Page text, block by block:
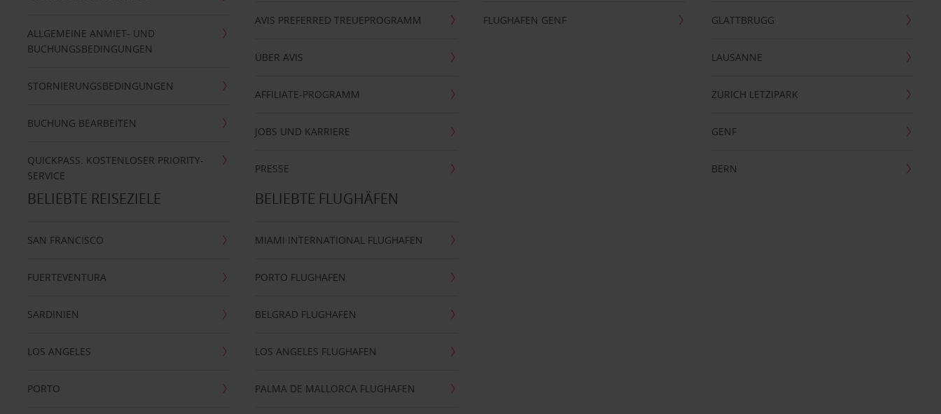
ALLGEMEINE ANMIET- UND
BUCHUNGSBEDINGUNGEN
STORNIERUNGSBEDINGUNGEN
BUCHUNG BEARBEITEN
QUICKPASS: KOSTENLOSER PRIORITY-
SERVICE
AVIS PREFERRED TREUEPROGRAMM
ÜBER AVIS
AFFILIATE-PROGRAMM
JOBS UND KARRIERE
PRESSE
FLUGHAFEN GENF GLATTBRUGG
LAUSANNE
ZÜRICH LETZIPARK
GENF
BERN
BELIEBTE REISEZIELE
SAN FRANCISCO
FUERTEVENTURA
SARDINIEN
LOS ANGELES
PORTO
BELIEBTE FLUGHÄFEN
MIAMI INTERNATIONAL FLUGHAFEN
PORTO FLUGHAFEN
BELGRAD FLUGHAFEN
LOS ANGELES FLUGHAFEN
PALMA DE MALLORCA FLUGHAFEN